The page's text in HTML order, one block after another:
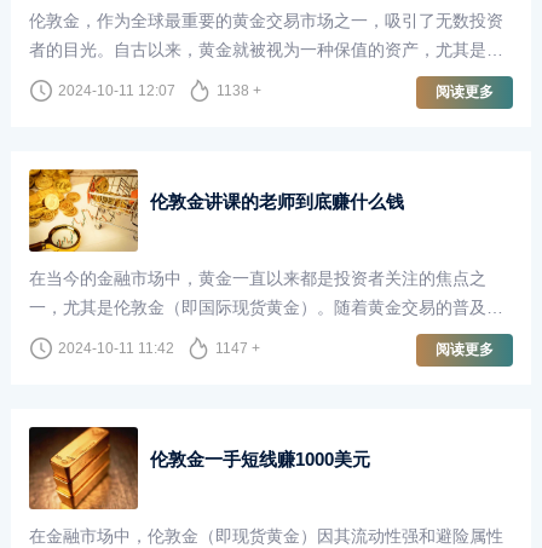
伦敦金，作为全球最重要的黄金交易市场之一，吸引了无数投资
者的目光。自古以来，黄金就被视为一种保值的资产，尤其是在
经济不确定性加剧的背景下，越来越多的人选择通过做伦敦金来
获取财富。然而，关于做伦敦金的投资者中，赚的人多还是亏的
2024-10-11 12:07 1138 + 阅读更多
伦敦金讲课的老师到底赚什么钱
在当今的金融市场中，黄金一直以来都是投资者关注的焦点之
一，尤其是伦敦金（即国际现货黄金）。随着黄金交易的普及，
越来越多的人开始关注如何通过黄金市场获取收益。这也催生了
一种新兴职业——以伦敦金为主题的讲课老师。他们不仅传授知
到底赚什么钱呢？
2024-10-11 11:42 1147 + 阅读更多
伦敦金一手短线赚1000美元
在金融市场中，伦敦金（即现货黄金）因其流动性强和避险属性